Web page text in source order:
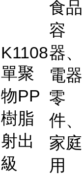
K1108
單聚
物PP
樹脂
射出
級
食品
容
器、
電器
零
件、
家庭
用